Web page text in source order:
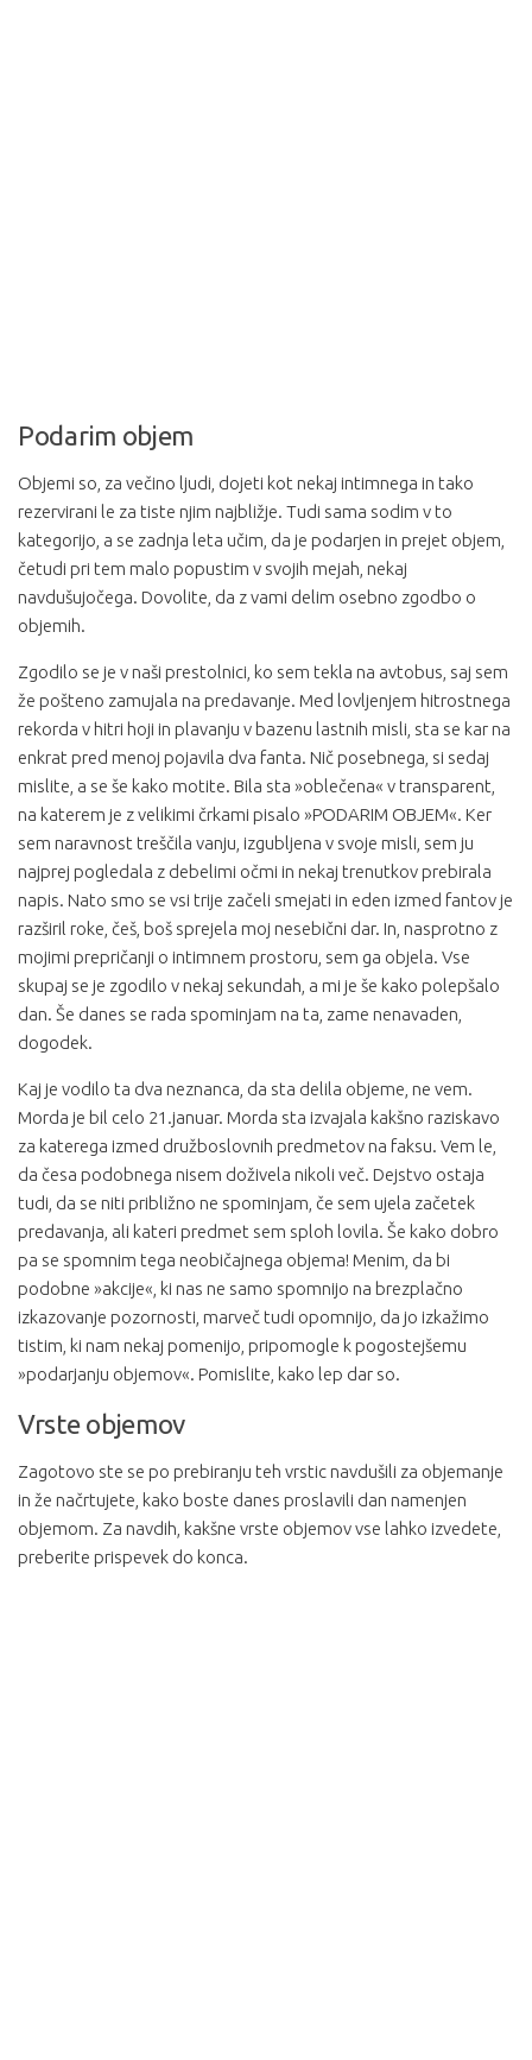
Podarim objem
Objemi so, za večino ljudi, dojeti kot nekaj intimnega in tako
rezervirani le za tiste njim najbližje. Tudi sama sodim v to
kategorijo, a se zadnja leta učim, da je podarjen in prejet objem,
četudi pri tem malo popustim v svojih mejah, nekaj
navdušujočega. Dovolite, da z vami delim osebno zgodbo o
objemih.
Zgodilo se je v naši prestolnici, ko sem tekla na avtobus, saj sem
že pošteno zamujala na predavanje. Med lovljenjem hitrostnega
rekorda v hitri hoji in plavanju v bazenu lastnih misli, sta se kar na
enkrat pred menoj pojavila dva fanta. Nič posebnega, si sedaj
mislite, a se še kako motite. Bila sta »oblečena« v transparent,
na katerem je z velikimi črkami pisalo »PODARIM OBJEM«. Ker
sem naravnost treščila vanju, izgubljena v svoje misli, sem ju
najprej pogledala z debelimi očmi in nekaj trenutkov prebirala
napis. Nato smo se vsi trije začeli smejati in eden izmed fantov je
razširil roke, češ, boš sprejela moj nesebični dar. In, nasprotno z
mojimi prepričanji o intimnem prostoru, sem ga objela. Vse
skupaj se je zgodilo v nekaj sekundah, a mi je še kako polepšalo
dan. Še danes se rada spominjam na ta, zame nenavaden,
dogodek.
Kaj je vodilo ta dva neznanca, da sta delila objeme, ne vem.
Morda je bil celo 21.januar. Morda sta izvajala kakšno raziskavo
za katerega izmed družboslovnih predmetov na faksu. Vem le,
da česa podobnega nisem doživela nikoli več. Dejstvo ostaja
tudi, da se niti približno ne spominjam, če sem ujela začetek
predavanja, ali kateri predmet sem sploh lovila. Še kako dobro
pa se spomnim tega neobičajnega objema! Menim, da bi
podobne »akcije«, ki nas ne samo spomnijo na brezplačno
izkazovanje pozornosti, marveč tudi opomnijo, da jo izkažimo
tistim, ki nam nekaj pomenijo, pripomogle k pogostejšemu
»podarjanju objemov«. Pomislite, kako lep dar so.
Vrste objemov
Zagotovo ste se po prebiranju teh vrstic navdušili za objemanje
in že načrtujete, kako boste danes proslavili dan namenjen
objemom. Za navdih, kakšne vrste objemov vse lahko izvedete,
preberite prispevek do konca.